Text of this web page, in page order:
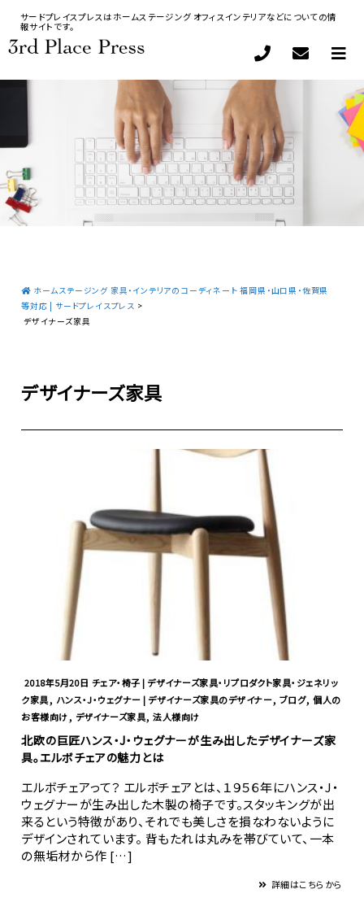
サードプレイスプレスはホームステージング オフィスインテリアなどについての情
報サイトです。
ホームステージング 家具・インテリアのコーディネート 福岡県・山口県・佐賀県
等対応 | サードプレイスプレス >
デザイナーズ家具
デザイナーズ家具
2018年5月20日 チェア・椅子 | デザイナーズ家具・リプロダクト家具・ジェネリッ
ク家具, ハンス・J・ウェグナー | デザイナーズ家具のデザイナー, ブログ,個人の
お客様向け, デザイナーズ家具,法人様向け
北欧の巨匠ハンス・J・ウェグナーが生み出したデザイナーズ家
具。エルボチェアの魅力とは
エルボチェアって？ エルボチェアとは、１９５６年にハンス・J・
ウェグナーが生み出した木製の椅子です。スタッキングが出
来るという特徴があり、それでも美しさを損なわないように
デザインされています。 背もたれは丸みを帯びていて、一本
の無垢材から作 […]
詳細はこちらから